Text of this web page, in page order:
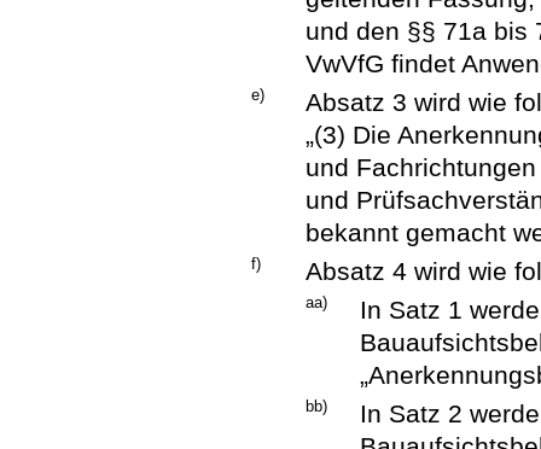
und den §§ 71a bis
VwVfG findet
e)
Absatz 3 wird wie
„(3) Die
und
und
bekannt gemacht
f) Absatz 4 wird wie
aa)
In Satz 1
bb)
In Satz 2